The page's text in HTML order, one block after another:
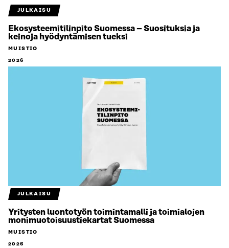
JULKAISU
Ekosysteemitilinpito Suomessa – Suosituksia ja
keinoja hyödyntämisen tueksi
MUISTIO
2026
JULKAISU
Yritysten luontotyön toimintamalli ja toimialojen
monimuotoisuustiekartat Suomessa
MUISTIO
2026